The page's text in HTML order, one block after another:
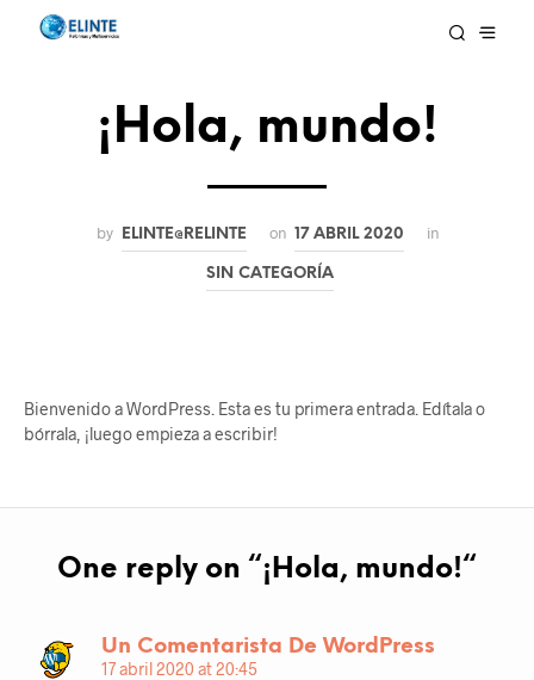
¡Hola, mundo!
by ELINTE@RELINTE on 17 ABRIL 2020 in
SIN CATEGORÍA
Bienvenido a WordPress. Esta es tu primera entrada. Edítala o
bórrala, ¡luego empieza a escribir!
One reply on “¡Hola, mundo!“
Un Comentarista De WordPress
17 abril 2020 at 20:45